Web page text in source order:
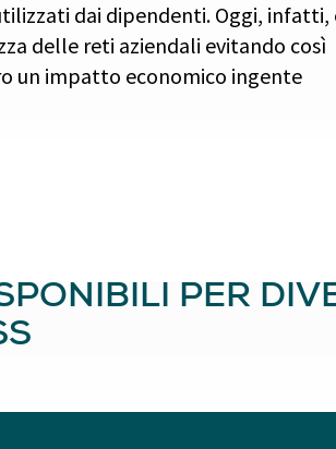
dai dipendenti. Oggi, infatti,
delle reti aziendali evitando così
un impatto economico ingente
PER